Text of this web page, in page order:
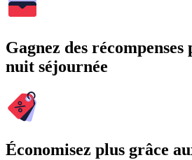
Gagnez des récompenses
nuit séjournée
Économisez plus grâce